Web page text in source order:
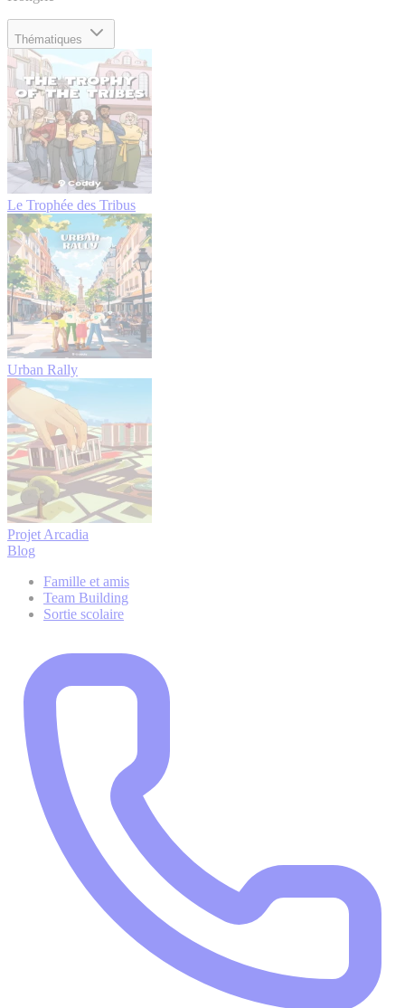
Thématiques
Le Trophée des Tribus
Urban Rally
Projet Arcadia
Blog
Famille et amis
Team Building
Sortie scolaire